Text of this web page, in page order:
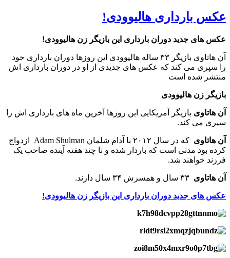
عکس بارداری هالیوودی!
عکس های جدید دوران بارداری این بازیگر زن هالیوودی!
آن هاتاوی بازیگر ۳۳ ساله هالیوودی این روزها دوران بارداری خود
را سپری می کند که عکس های جدیدی از او در دوران بارداری اش
منتشر شده است
بازیگر زن هالیوودی
آن هاتاوی بازیگر آمریکایی این روزها آخرین ماه های بارداری اش را
سپری می کند.
آن هاتاوی
که در سال ۲۰۱۲ با آدام شلمان Adam Shulman ازدواج
کرده بود مدتی است که باردار شده و تا چند هفته آینده صاحب یک
فرزند خواهند شد.
آن هاتاوی
عکس های جدید دوران بارداری این بازیگر زن هالیوودی!